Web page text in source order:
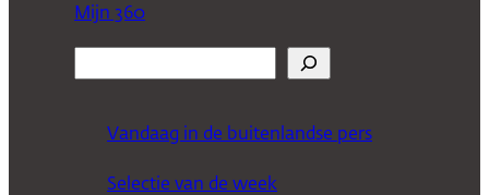
Mijn 360
Vandaag in de buitenlandse pers
Selectie van de week